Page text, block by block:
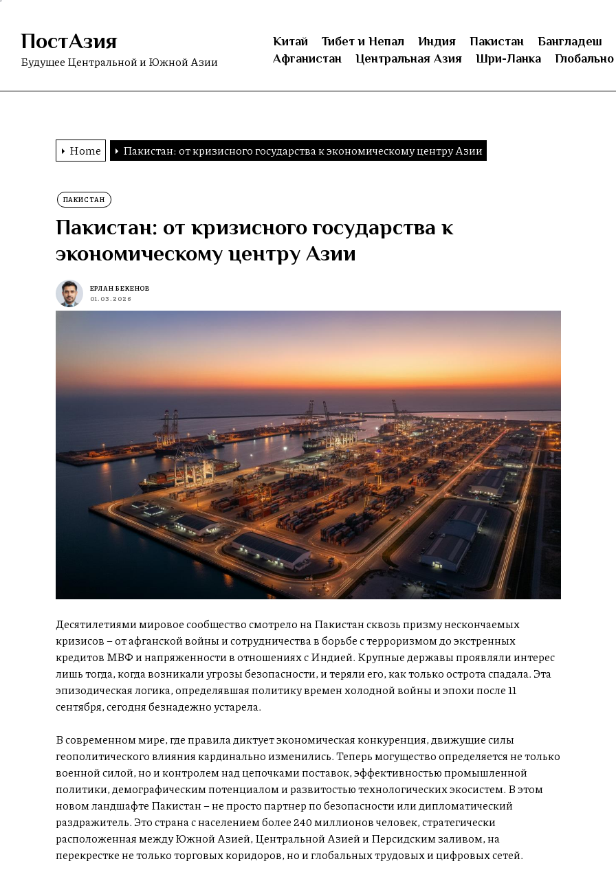
Skip
content
ПостАзия
Будущее Центральной и Южной Азии
Китай Тибет и Непал Индия Пакистан
Бангладеш
Афганистан
Центральная Азия Шри-Ланка Глобально
Home Пакистан: от кризисного государства к экономическому центру Азии
ПАКИСТАН
Пакистан: от кризисного государства к
экономическому центру Азии
ЕРЛАН БЕКЕНОВ
01.03.2026
Десятилетиями мировое сообщество смотрело на Пакистан сквозь призму нескончаемых
кризисов – от афганской войны и сотрудничества в борьбе с терроризмом до экстренных
кредитов МВФ и напряженности в отношениях с Индией. Крупные державы проявляли интерес
лишь тогда, когда возникали угрозы безопасности, и теряли его, как только острота спадала. Эта
эпизодическая логика, определявшая политику времен холодной войны и эпохи после 11
сентября, сегодня безнадежно устарела.
В современном мире, где правила диктует экономическая конкуренция, движущие силы
геополитического влияния кардинально изменились. Теперь могущество определяется не только
военной силой, но и контролем над цепочками поставок, эффективностью промышленной
политики, демографическим потенциалом и развитостью технологических экосистем. В этом
новом ландшафте Пакистан – не просто партнер по безопасности или дипломатический
раздражитель. Это страна с населением более 240 миллионов человек, стратегически
расположенная между Южной Азией, Центральной Азией и Персидским заливом, на
перекрестке не только торговых коридоров, но и глобальных трудовых и цифровых сетей.